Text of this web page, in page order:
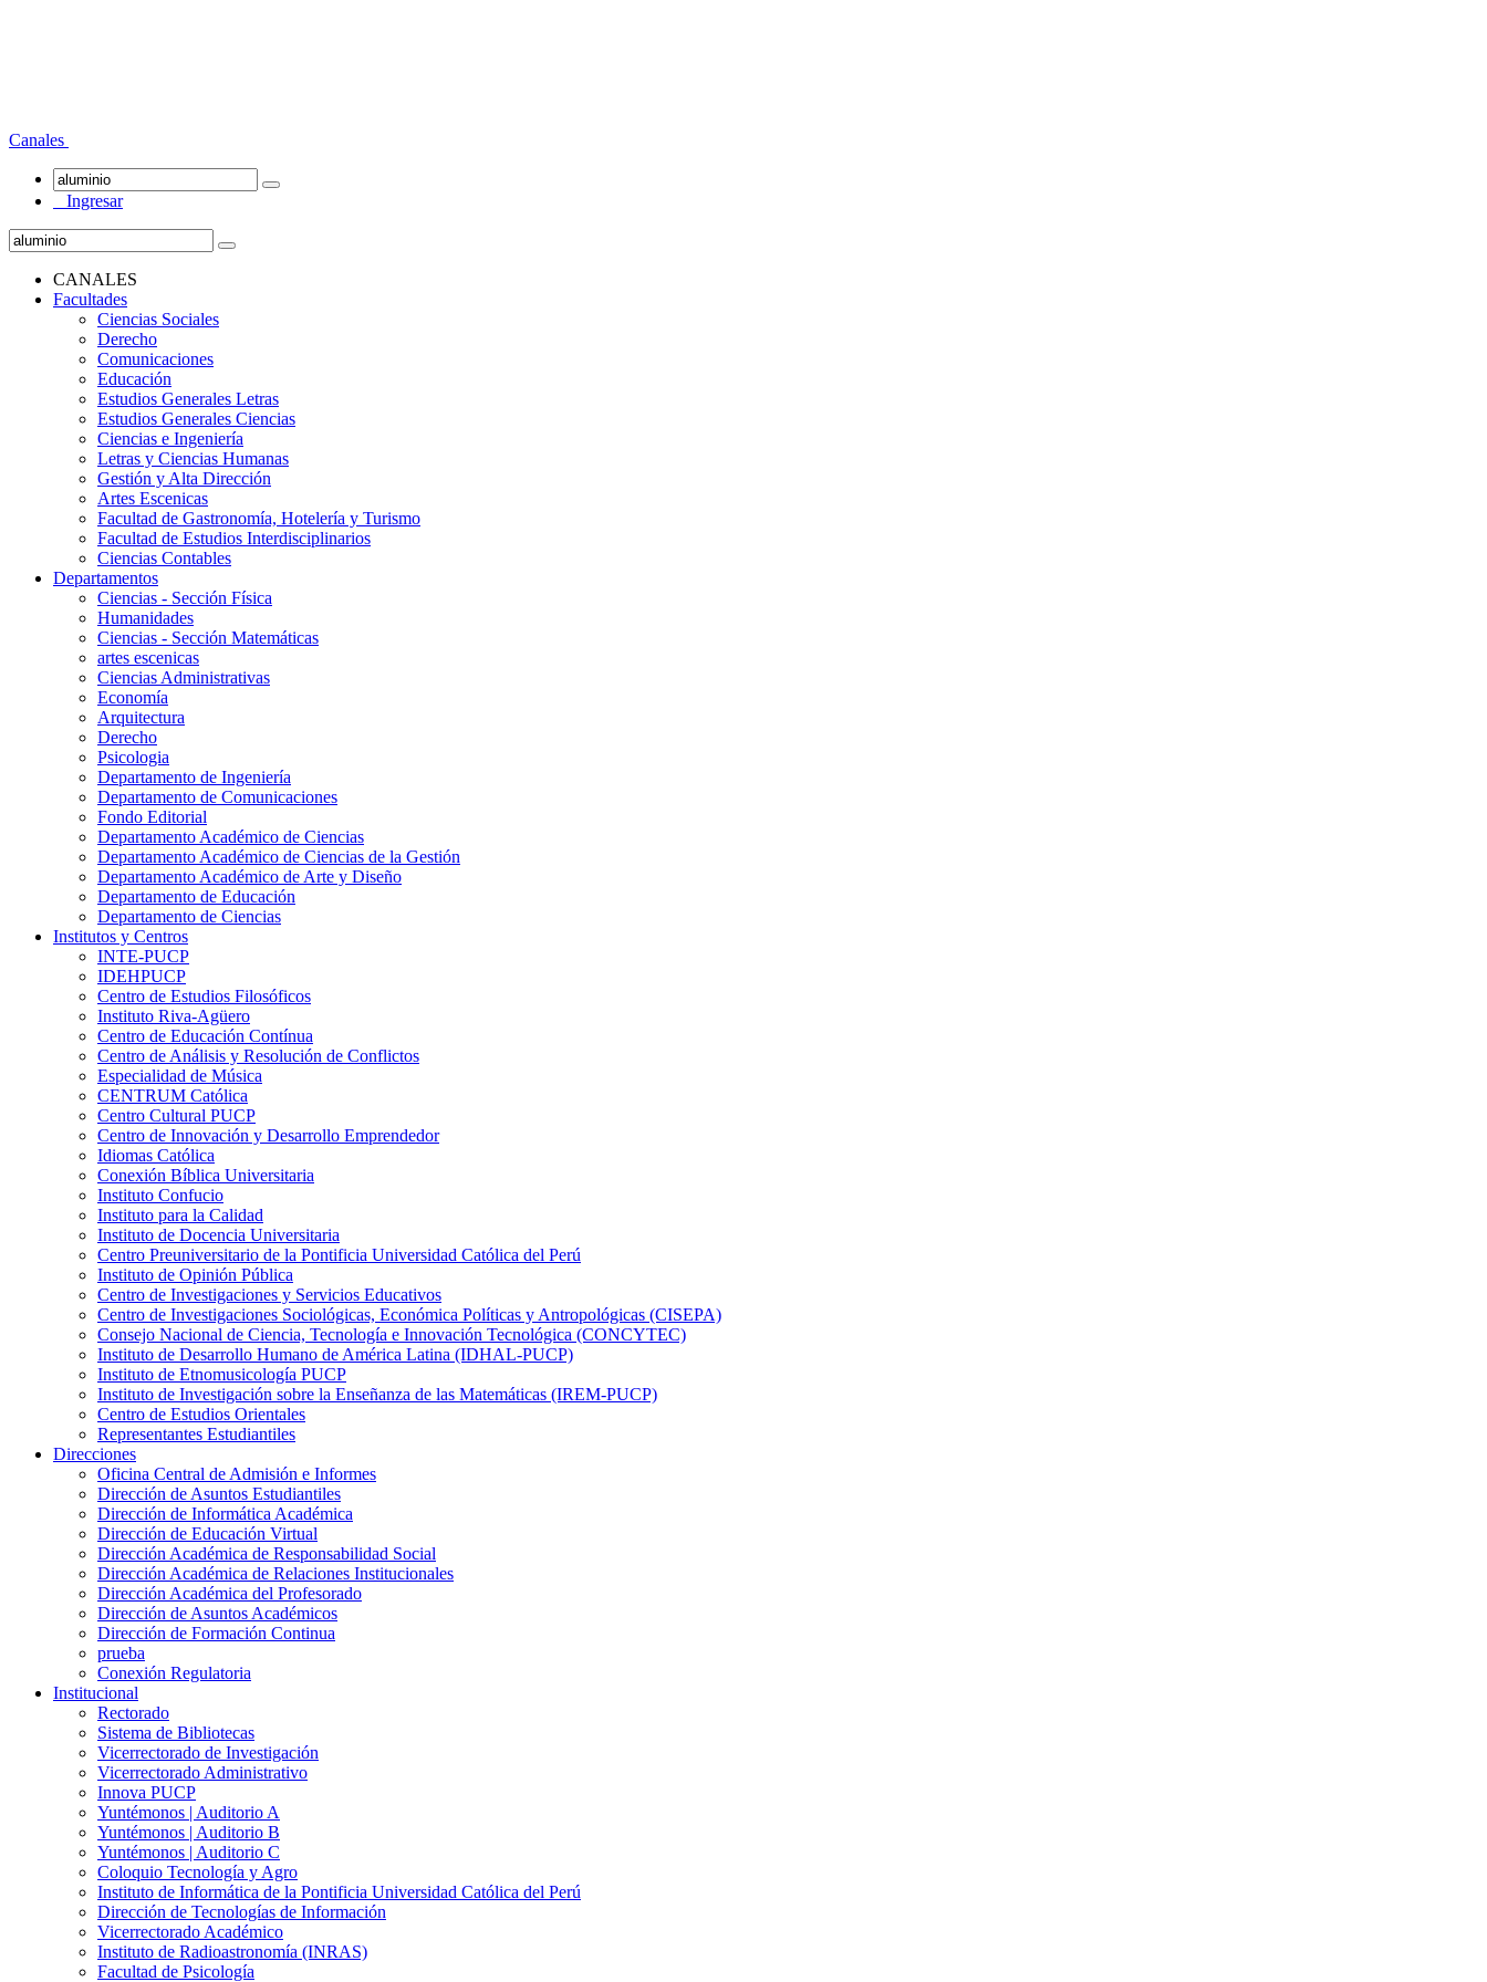
Canales
Ingresar
CANALES
Facultades
Ciencias Sociales
Derecho
Comunicaciones
Educación
Estudios Generales Letras
Estudios Generales Ciencias
Ciencias e Ingeniería
Letras y Ciencias Humanas
Gestión y Alta Dirección
Artes Escenicas
Facultad de Gastronomía, Hotelería y Turismo
Facultad de Estudios Interdisciplinarios
Ciencias Contables
Departamentos
Ciencias - Sección Física
Humanidades
Ciencias - Sección Matemáticas
artes escenicas
Ciencias Administrativas
Economía
Arquitectura
Derecho
Psicologia
Departamento de Ingeniería
Departamento de Comunicaciones
Fondo Editorial
Departamento Académico de Ciencias
Departamento Académico de Ciencias de la Gestión
Departamento Académico de Arte y Diseño
Departamento de Educación
Departamento de Ciencias
Institutos y Centros
INTE-PUCP
IDEHPUCP
Centro de Estudios Filosóficos
Instituto Riva-Agüero
Centro de Educación Contínua
Centro de Análisis y Resolución de Conflictos
Especialidad de Música
CENTRUM Católica
Centro Cultural PUCP
Centro de Innovación y Desarrollo Emprendedor
Idiomas Católica
Conexión Bíblica Universitaria
Instituto Confucio
Instituto para la Calidad
Instituto de Docencia Universitaria
Centro Preuniversitario de la Pontificia Universidad Católica del Perú
Instituto de Opinión Pública
Centro de Investigaciones y Servicios Educativos
Centro de Investigaciones Sociológicas, Económica Políticas y Antropológicas (CISEPA)
Consejo Nacional de Ciencia, Tecnología e Innovación Tecnológica (CONCYTEC)
Instituto de Desarrollo Humano de América Latina (IDHAL-PUCP)
Instituto de Etnomusicología PUCP
Instituto de Investigación sobre la Enseñanza de las Matemáticas (IREM-PUCP)
Centro de Estudios Orientales
Representantes Estudiantiles
Direcciones
Oficina Central de Admisión e Informes
Dirección de Asuntos Estudiantiles
Dirección de Informática Académica
Dirección de Educación Virtual
Dirección Académica de Responsabilidad Social
Dirección Académica de Relaciones Institucionales
Dirección Académica del Profesorado
Dirección de Asuntos Académicos
Dirección de Formación Continua
prueba
Conexión Regulatoria
Institucional
Rectorado
Sistema de Bibliotecas
Vicerrectorado de Investigación
Vicerrectorado Administrativo
Innova PUCP
Yuntémonos | Auditorio A
Yuntémonos | Auditorio B
Yuntémonos | Auditorio C
Coloquio Tecnología y Agro
Instituto de Informática de la Pontificia Universidad Católica del Perú
Dirección de Tecnologías de Información
Vicerrectorado Académico
Instituto de Radioastronomía (INRAS)
Facultad de Psicología